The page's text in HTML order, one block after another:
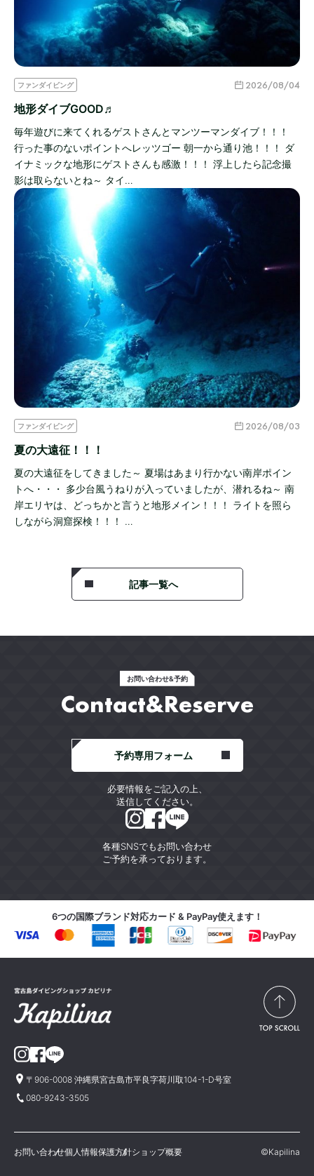
ファンダイビング 2026/08/04
地形ダイブGOOD♬
毎年遊びに来てくれるゲストさんとマンツーマンダイブ！！！
行った事のないポイントへレッツゴー 朝一から通り池！！！ ダ
イナミックな地形にゲストさんも感激！！！ 浮上したら記念撮
影は取らないとね～ タイ…
ファンダイビング 2026/08/03
夏の大遠征！！！
夏の大遠征をしてきました～ 夏場はあまり行かない南岸ポイン
トへ・・・ 多少台風うねりが入っていましたが、潜れるね～ 南
岸エリヤは、どっちかと言うと地形メイン！！！ ライトを照ら
しながら洞窟探検！！！ …
記事一覧へ
お問い合わせ&予約
Contact&Reserve
各種SNSでもお問い合わせ
ご予約を承っております。
予約専用フォーム
必要情報をご記入の上、
送信してください。
6つの国際ブランド対応カード & PayPay使えます！
〒906-0008 沖縄県宮古島市平良字荷川取104-1-D号室
080-9243-3505
お問い合わせ個人情報保護方針ショップ概要 ©Kapilina